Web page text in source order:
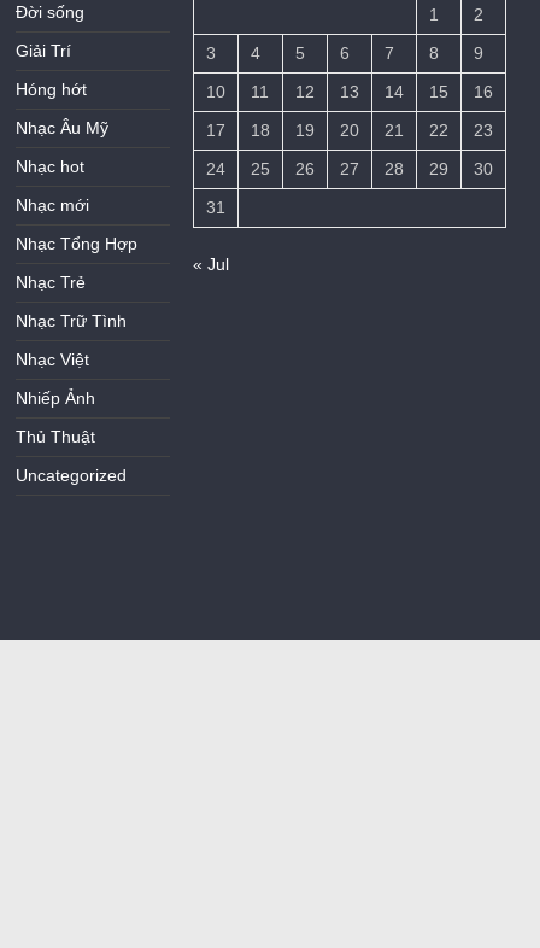
Đời sống
Giải Trí
Hóng hớt
Nhạc Âu Mỹ
Nhạc hot
Nhạc mới
Nhạc Tổng Hợp
Nhạc Trẻ
Nhạc Trữ Tình
Nhạc Việt
Nhiếp Ảnh
Thủ Thuật
Uncategorized
1
2
3
4 5 6 7 8
9
10
11 12 13 14 15
16
17
18 19 20 21 22
23
24
25 26 27 28 29
30
31
« Jul